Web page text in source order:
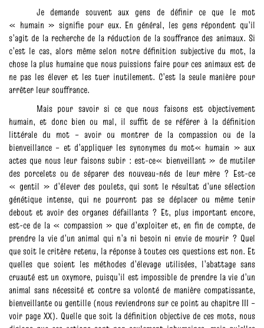
Je demande souvent aux gens de définir ce que le mot
« humain » signifie pour eux. En général, les gens répondent qu’il
s’agit de la recherche de la réduction de la souffrance des animaux. Si
c’est le cas, alors même selon notre définition subjective du mot, la
chose la plus humaine que nous puissions faire pour ces animaux est de
ne pas les élever et les tuer inutilement. C’est la seule manière pour
arrêter leur souffrance.
Mais pour savoir si ce que nous faisons est objectivement
humain, et donc bien ou mal, il suffit de se référer à la définition
littérale du mot – avoir ou montrer de la compassion ou de la
bienveillance – et d’appliquer les synonymes du mot« humain » aux
actes que nous leur faisons subir : est-ce« bienveillant » de mutiler
des porcelets ou de séparer des nouveau-nés de leur mère ? Est-ce
« gentil » d’élever des poulets, qui sont le résultat d’une sélection
génétique intense, qui ne pourront pas se déplacer ou même tenir
debout et avoir des organes défaillants ? Et, plus important encore,
est-ce de la « compassion » que d’exploiter et, en fin de compte, de
prendre la vie d’un animal qui n’a ni besoin ni envie de mourir ? Quel
que soit le critère retenu, la réponse à toutes ces questions est non. Et
quelles que soient les méthodes d’élevage utilisées, l’abattage sans
cruauté est un oxymore, puisqu’il est impossible de prendre la vie d’un
animal sans nécessité et contre sa volonté de manière compatissante,
bienveillante ou gentille (nous reviendrons sur ce point au chapitre III –
voir page XX). Quelle que soit la définition objective de ces mots, nous